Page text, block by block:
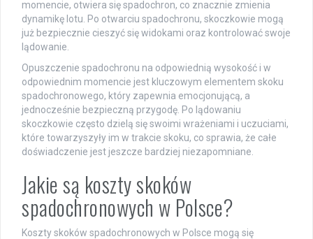
momencie, otwiera się spadochron, co znacznie zmienia
dynamikę lotu. Po otwarciu spadochronu, skoczkowie mogą
już bezpiecznie cieszyć się widokami oraz kontrolować swoje
lądowanie.
Opuszczenie spadochronu na odpowiednią wysokość i w
odpowiednim momencie jest kluczowym elementem skoku
spadochronowego, który zapewnia emocjonującą, a
jednocześnie bezpieczną przygodę. Po lądowaniu
skoczkowie często dzielą się swoimi wrażeniami i uczuciami,
które towarzyszyły im w trakcie skoku, co sprawia, że całe
doświadczenie jest jeszcze bardziej niezapomniane.
Jakie są koszty skoków
spadochronowych w Polsce?
Koszty skoków spadochronowych w Polsce mogą się